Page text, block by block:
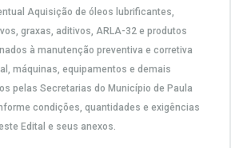
Aquisição de óleos lubrificantes,
graxas, aditivos, ARLA-32 e produtos
à manutenção preventiva e corretiva
máquinas, equipamentos e demais
pelas Secretarias do Município de Paula
condições, quantidades e exigências
Edital e seus anexos.